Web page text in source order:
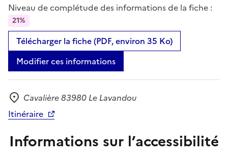
Niveau de complétude des informations de la fiche :
21%
Télécharger la fiche (PDF, environ 35 Ko)
Modifier ces informations
Adresse
Cavalière 83980 Le Lavandou
Itinéraire
Informations sur l’accessibilité